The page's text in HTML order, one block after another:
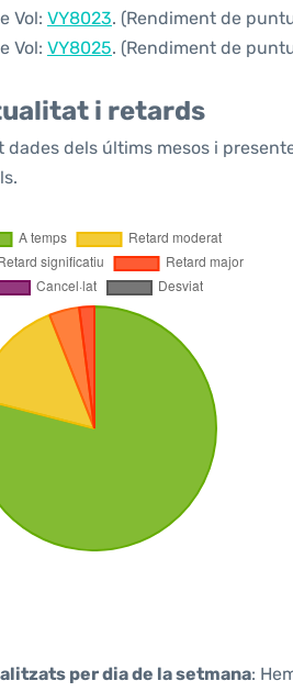
Vol: VY8023. (Rendiment de
Vol: VY8025. (Rendiment de
i retards
dades dels últims mesos i
per dia de la setmana: